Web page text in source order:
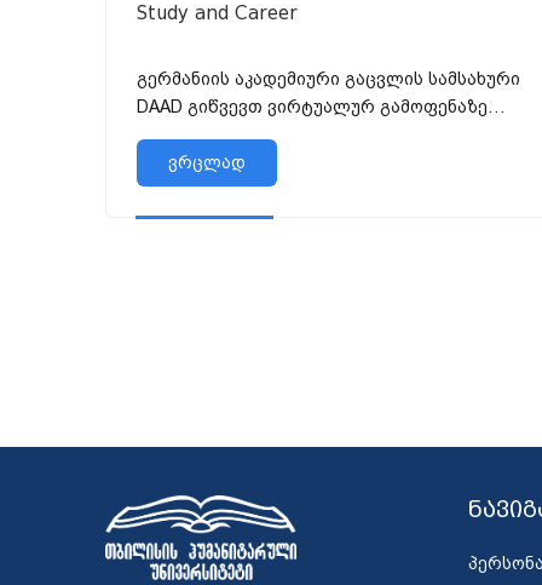
Study and Career
გერმანიის აკადემიური გაცვლის სამსახური
DAAD გიწვევთ ვირტუალურ გამოფენაზე
ვრცლად